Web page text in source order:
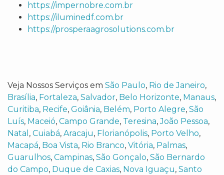
https://impernobre.com.br
https://iluminedf.com.br
https://prosperaagrosolutions.com.br
Veja Nossos Serviços em São Paulo, Rio de Janeiro,
Brasília, Fortaleza, Salvador, Belo Horizonte, Manaus,
Curitiba, Recife, Goiânia, Belém, Porto Alegre, São
Luís, Maceió, Campo Grande, Teresina,João Pessoa,
Natal , Cuiabá, Aracaju, Florianópolis, Porto Velho,
Macapá, Boa Vista, Rio Branco, Vitória, Palmas,
Guarulhos, Campinas, São Gonçalo, São Bernardo
do Campo, Duque de Caxias, Nova Iguaçu, Santo